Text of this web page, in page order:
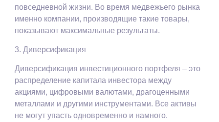
повседневной жизни. Во время медвежьего рынка
именно компании, производящие такие товары,
показывают максимальные результаты.
3. Диверсификация
Диверсификация инвестиционного портфеля – это
распределение капитала инвестора между
акциями, цифровыми валютами, драгоценными
металлами и другими инструментами. Все активы
не могут упасть одновременно и намного.